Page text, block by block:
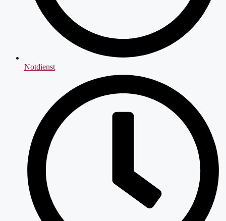
Notdienst